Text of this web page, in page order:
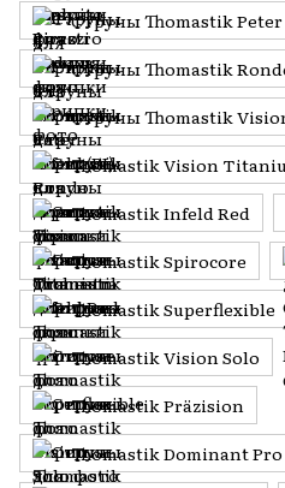
Струны Thomastik
Струны Thomastik
Thomastik Vision
Thomastik Infeld Red
Thomastik Spirocore
Thomastik Superflexible
Thomastik Vision Solo
Thomastik Präzision
Thomastik Dominant Pro